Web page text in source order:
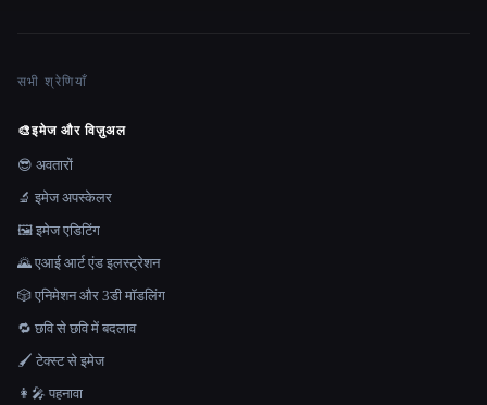
सभी श्रेणियाँ
🎨इमेज और विज़ुअल
😎 अवतारों
🔬 इमेज अपस्केलर
🖼️ इमेज एडिटिंग
🌄 एआई आर्ट एंड इलस्ट्रेशन
🎲 एनिमेशन और 3डी मॉडलिंग
🔁 छवि से छवि में बदलाव
🖌️ टेक्स्ट से इमेज
👩‍🎤 पहनावा